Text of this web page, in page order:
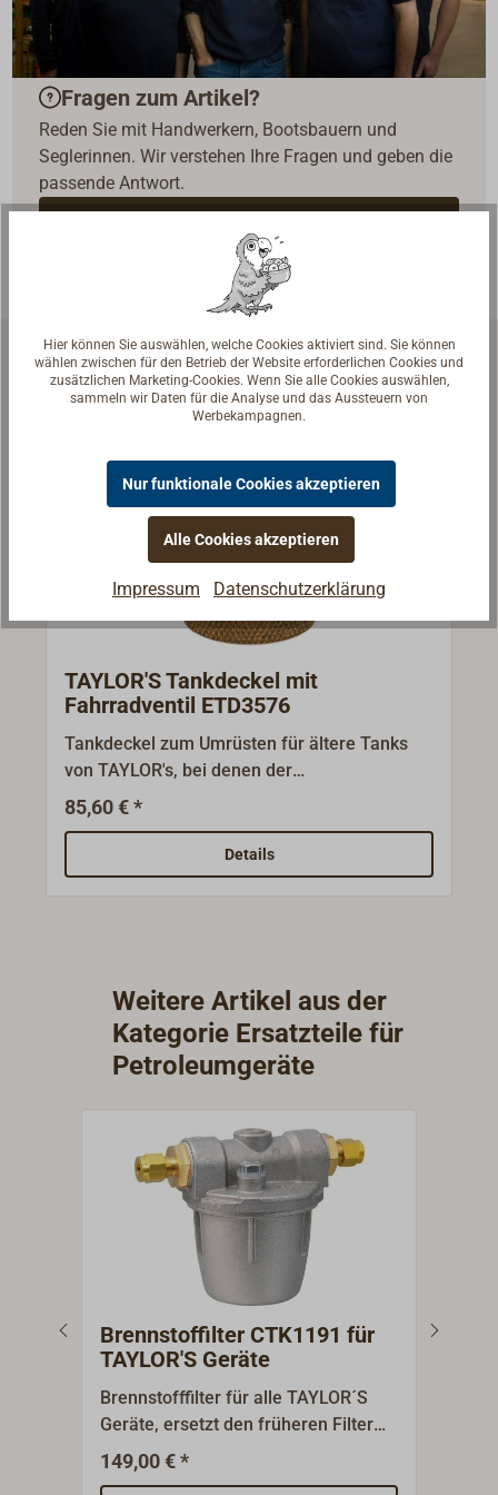
Fragen zum Artikel?
Reden Sie mit Handwerkern, Bootsbauern und
Seglerinnen. Wir verstehen Ihre Fragen und geben die
passende Antwort.
Zubehör & Ersatzteile
TAYLOR'S Tankdeckel mit
Fahrradventil ETD3576
Tankdeckel zum Umrüsten für ältere Tanks
von TAYLOR's, bei denen der
Pumpmechanismus noch im Deckel integiert
ist. Bei den neueren Tanks befindet sich im
Deckel ein Luftpumenventil, so dass eine
herkömmliche Fahrradpumpe zum
85,60 € *
Details
Weitere Artikel aus der
Kategorie Ersatzteile für
Petroleumgeräte
Brennstoffilter CTK1191 für
TAYLOR'S Geräte
Brennstofffilter für alle TAYLOR´S
Geräte, ersetzt den früheren Filter
CTK1185.Einbau in das
Kraftstoffsystem zwischen Tank und
149,00 € *
Hier können Sie auswählen, welche Cookies aktiviert sind. Sie können
wählen zwischen für den Betrieb der Website erforderlichen Cookies und
zusätzlichen Marketing-Cookies. Wenn Sie alle Cookies auswählen,
sammeln wir Daten für die Analyse und das Aussteuern von
Werbekampagnen.
Nur funktionale Cookies akzeptieren
Alle Cookies akzeptieren
Impressum Datenschutzerklärung